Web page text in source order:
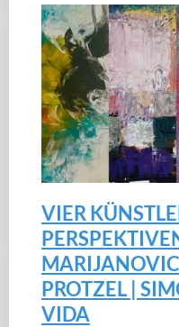
VIER
PROTZEL |
VIDA